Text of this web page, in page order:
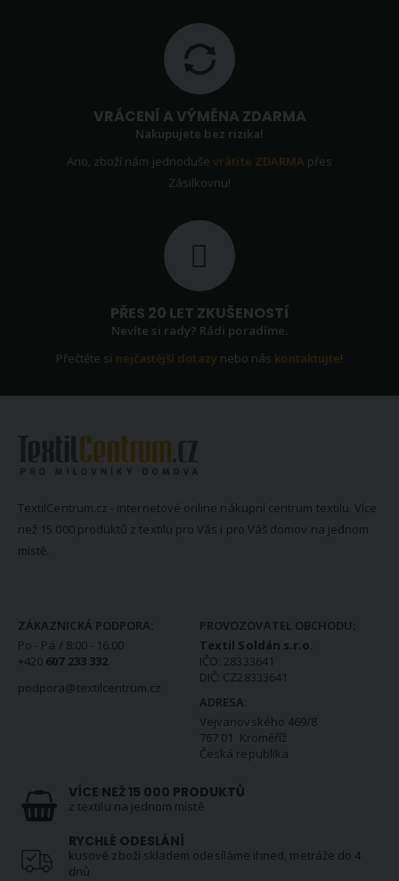
VRÁCENÍ A VÝMĚNA ZDARMA
Nakupujete bez rizika!
Ano, zboží nám jednoduševrátíte ZDARMA přes
Zásilkovnu!
PŘES 20 LET ZKUŠENOSTÍ
Nevíte si rady? Rádi poradíme.
Přečtěte si nejčastější dotazy nebo nás kontaktujte!
TextilCentrum.cz - internetové online nákupní centrum textilu. Více
než 15 000 produktů z textilu pro Vás i pro Váš domov na jednom
místě.
ZÁKAZNICKÁ PODPORA:
Po - Pá / 8:00 - 16:00
+420 607 233 332
podpora@textilcentrum.cz
PROVOZOVATEL OBCHODU:
Textil Soldán s.r.o.
IČO: 28333641
DIČ: CZ28333641
ADRESA:
Vejvanovského 469/8
767 01 Kroměříž
Česká republika
VÍCE NEŽ 15 000 PRODUKTŮ
z textilu na jednom místě
RYCHLÉ ODESLÁNÍ
kusové zboží skladem odesíláme ihned, metráže do 4
dnů